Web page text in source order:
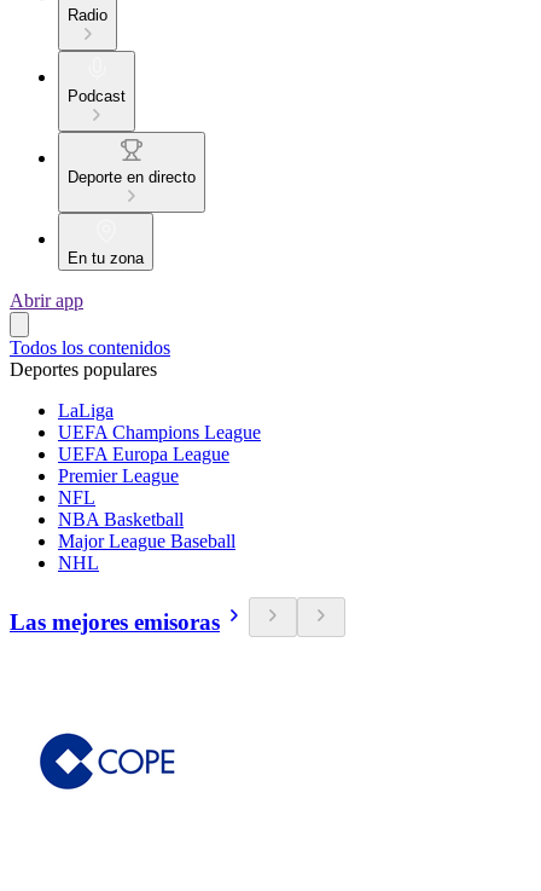
Radio
Podcast
Deporte en directo
En tu zona
Abrir app
Todos los contenidos
Deportes populares
LaLiga
UEFA Champions League
UEFA Europa League
Premier League
NFL
NBA Basketball
Major League Baseball
NHL
Las mejores emisoras